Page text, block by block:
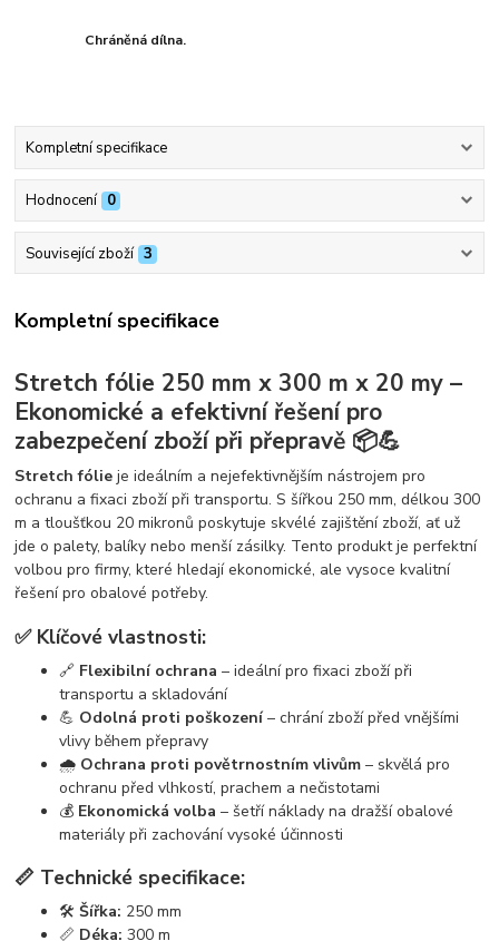
Chráněná dílna.
Kompletní specifikace
Hodnocení 0
Související zboží 3
Kompletní specifikace
Stretch fólie 250 mm x 300 m x 20 my –
Ekonomické a efektivní řešení pro
zabezpečení zboží při přepravě 📦💪
Stretch fólie je ideálním a nejefektivnějším nástrojem pro
ochranu a fixaci zboží při transportu. S šířkou 250 mm, délkou 300
m a tloušťkou 20 mikronů poskytuje skvélé zajištění zboží, ať už
jde o palety, balíky nebo menší zásilky. Tento produkt je perfektní
volbou pro firmy, které hledají ekonomické, ale vysoce kvalitní
řešení pro obalové potřeby.
✅ Klíčové vlastnosti:
🔗 Flexibilní ochrana – ideální pro fixaci zboží při
transportu a skladování
💪 Odolná proti poškození– chrání zboží před vnějšími
vlivy během přepravy
🌧️ Ochrana proti povětrnostním vlivům – skvělá pro
ochranu před vlhkostí, prachem a nečistotami
💰 Ekonomická volba – šetří náklady na dražší obalové
materiály při zachování vysoké účinnosti
📏 Technické specifikace:
🛠️Šířka: 250 mm
📏 Déka: 300 m